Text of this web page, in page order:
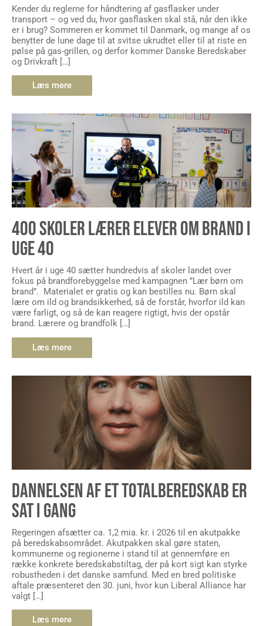
Kender du reglerne for håndtering af gasflasker under
transport – og ved du, hvor gasflasken skal stå, når den ikke
er i brug? Sommeren er kommet til Danmark, og mange af os
benytter de lune dage til at svitse ukrudtet eller til at riste en
pølse på gas-grillen, og derfor kommer Danske Beredskaber
og Drivkraft […]
Læs mere
400 SKOLER LÆRER ELEVER OM BRAND I
UGE 40
Hvert år i uge 40 sætter hundredvis af skoler landet over
fokus på brandforebyggelse med kampagnen ”Lær børn om
brand”. Materialet er gratis og kan bestilles nu. Børn skal
lære om ild og brandsikkerhed, så de forstår, hvorfor ild kan
være farligt, og så de kan reagere rigtigt, hvis der opstår
brand. Lærere og brandfolk […]
Læs mere
DANNELSEN AF ET TOTALBEREDSKAB ER
SAT I GANG
Regeringen afsætter ca. 1,2 mia. kr. i 2026 til en akutpakke
på beredskabsområdet. Akutpakken skal gøre staten,
kommunerne og regionerne i stand til at gennemføre en
række konkrete beredskabstiltag, der på kort sigt kan styrke
robustheden i det danske samfund. Med en bred politiske
aftale præsenteret den 30. juni, hvor kun Liberal Alliance har
valgt […]
Læs mere